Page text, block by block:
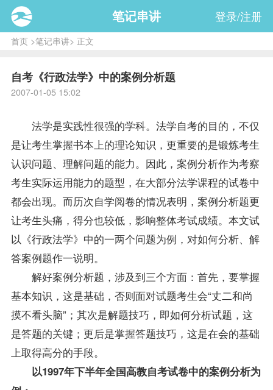
笔记串讲 登录/注册
首页>笔记串讲> 正文
自考《行政法学》中的案例分析题
2007-01-05 15:02
法学是实践性很强的学科。法学自考的目的，不仅
是让考生掌握书本上的理论知识，更重要的是锻炼考生
认识问题、理解问题的能力。因此，案例分析作为考察
考生实际运用能力的题型，在大部分法学课程的试卷中
都会出现。而历次自学阅卷的情况表明，案例分析题更
让考生头痛，得分也较低，影响整体考试成绩。本文试
以《行政法学》中的一两个问题为例，对如何分析、解
答案例题作一说明。
解好案例分析题，涉及到三个方面：首先，要掌握
基本知识，这是基础，否则面对试题考生会“丈二和尚
摸不看头脑”；其次是解题技巧，即如何分析试题，这
是答题的关键；更后是掌握答题技巧，这是在会的基础
上取得高分的手段。
以1997年下半年全国高教自考试卷中的案例分析为